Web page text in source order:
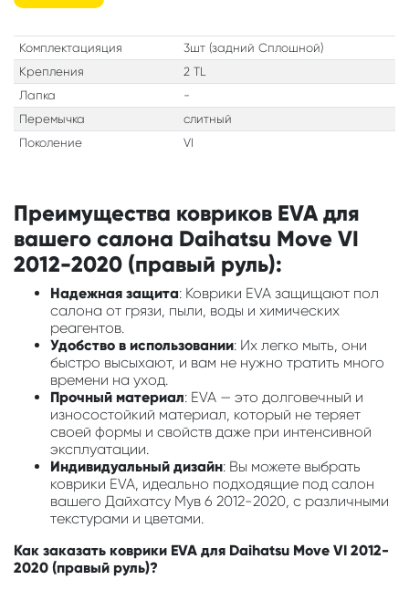
Комплектацияция
3шт (задний Сплошной)
Крепления
2 TL
Лапка
-
Перемычка
слитный
Поколение
VI
Преимущества ковриков EVA для
вашего салона Daihatsu Move VI
2012-2020 (правый руль):
Надежная защита: Коврики EVA защищают пол
салона от грязи, пыли, воды и химических
реагентов.
Удобство в использовании: Их легко мыть, они
быстро высыхают, и вам не нужно тратить много
времени на уход.
Прочный материал: EVA — это долговечный и
износостойкий материал, который не теряет
своей формы и свойств даже при интенсивной
эксплуатации.
Индивидуальный дизайн: Вы можете выбрать
коврики EVA, идеально подходящие под салон
вашего Дайхатсу Мув 6 2012-2020, с различными
текстурами и цветами.
Как заказать коврики EVA для Daihatsu Move VI 2012-
2020 (правый руль)?